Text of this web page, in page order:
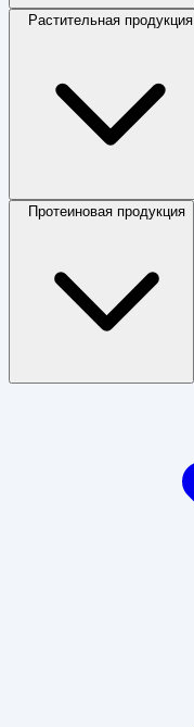
Растительная продукция
Протеиновая продукция